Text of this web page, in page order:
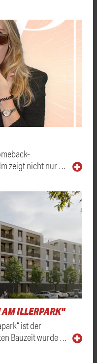
zeigt nicht nur …
AM ILLERPARK"
ist der
Bauzeit wurde …